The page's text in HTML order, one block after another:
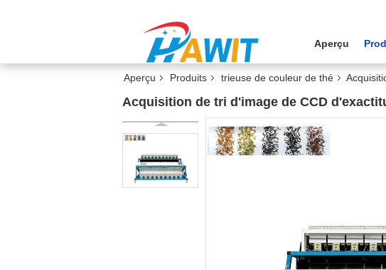
Aperçu
Aperçu Produits trieuse de couleur de thé
Acquisition de tri d'image de CCD